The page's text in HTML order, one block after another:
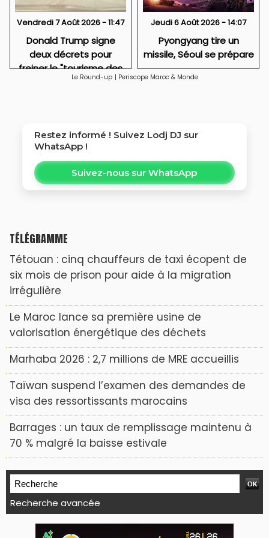
Vendredi 7 Août 2026 - 11:47
Donald Trump signe
deux décrets pour
freiner le "tourisme des
naissances" aux États-
Jeudi 6 Août 2026 - 14:07
Pyongyang tire un
missile, Séoul se prépare
Le Round-up | Periscope Maroc & Monde
Restez informé ! Suivez Lodj DJ sur
WhatsApp !
Suivez-nous sur WhatsApp
TÉLÉGRAMME
Tétouan : cinq chauffeurs de taxi écopent de
six mois de prison pour aide à la migration
irrégulière
Le Maroc lance sa première usine de
valorisation énergétique des déchets
Marhaba 2026 : 2,7 millions de MRE accueillis
Taïwan suspend l’examen des demandes de
visa des ressortissants marocains
Barrages : un taux de remplissage maintenu à
70 % malgré la baisse estivale
Recherche avancée